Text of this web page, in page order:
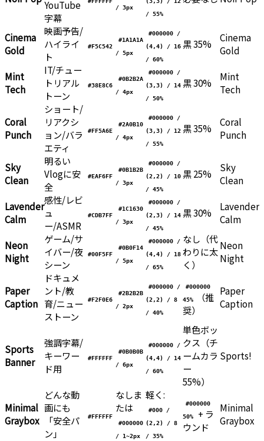
YouTube
字幕
/ 3px
/ 55%
Cinema
Gold
映画予告/
ハイライ
ト
#F5C542
#1A1A1A
/ 5px
#000000 /
(4,4) / 16
/ 60%
黒 35%
Cinema
Gold
Mint
Tech
IT/チュー
トリアル
トーン
#38E8C6
#0B2B2A
/ 4px
#000000 /
(3,3) / 14
/ 50%
黒 30%
Mint
Tech
Coral
Punch
ショート/
リアクシ
ョン/バラ
エティ
#FF5A6E
#2A0B10
/ 4px
#000000 /
(3,3) / 12
/ 55%
黒 35%
Coral
Punch
Sky
Clean
明るい
Vlogに安
全
#EAF6FF
#0B1B2B
/ 3px
#000000 /
(2,2) / 10
/ 45%
黒 25%
Sky
Clean
Lavender
Calm
感性/レビ
ュ
ー/ASMR
#CDB7FF
#1C1630
/ 3px
#000000 /
(2,3) / 14
/ 45%
黒 30%
Lavender
Calm
Neon
Night
ゲーム/サ
イバー/夜
シーン
#00F5FF
#0B0F14
/ 5px
#000000 /
(4,4) / 18
/ 65%
なし（代
わりに太
く）
Neon
Night
Paper
Caption
ドキュメ
ント/教
育/ニュー
ストーン
#F2F0E6
#2B2B2B
/ 2px
#000000 /
(2,2) / 8
/ 40%
#000000
45%
（推
奨）
Paper
Caption
Sports
Banner
強調字幕/
キーワー
ド用
#FFFFFF
#0B0B0B
/ 6px
#000000 /
(4,4) / 14
/ 60%
単色ボッ
クス（チ
ームカラ
ー
55%）
Sports!
Minimal
Graybox
どんな動
画にも
「安全パ
ン」
#FFFFFF
なしま
たは
#000000
/ 1~2px
軽く:
#000 /
(2,2) / 8
/ 35%
#000000
50%
+ ラ
ウンド
Minimal
Graybox